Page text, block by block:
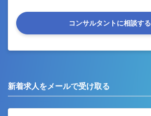
コンサルタントに相談する
新着求人をメールで受け取る